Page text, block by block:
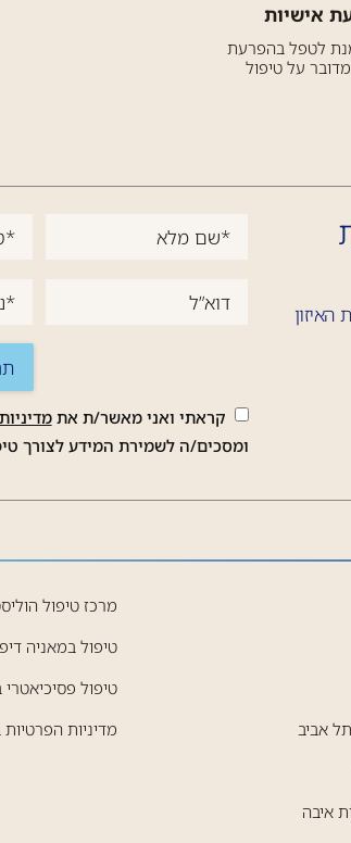
אישיות
לטפל בהפרעת
על טיפול
קראתי ואני מאשר/ת את
ומסכים/ה לשמירת המידע לצורך
אביב
איבה
מרכז טיפול
טיפול במאניה
טיפול
מדיניות